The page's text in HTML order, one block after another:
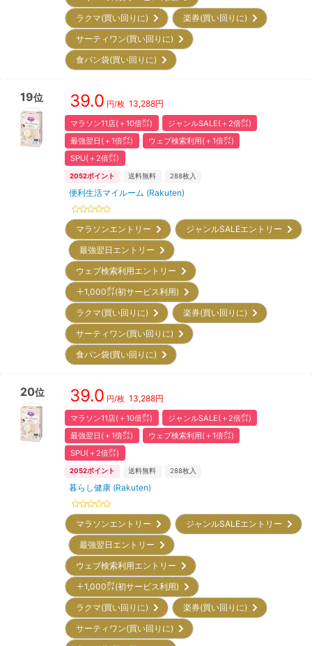
ラクマ(買い回りに)
楽券(買い回りに)
サーティワン(買い回りに)
食パン袋(買い回りに)
19位 39.0 円/枚 13,288円
マラソン11店(＋10倍㌽)
ジャンルSALE(＋2倍㌽)
最強翌日(＋1倍㌽)
ウェブ検索利用(＋1倍㌽)
SPU(＋2倍㌽)
2052ポイント 送料無料 288枚入
便利生活マイルーム (Rakuten)
マラソンエントリー
ジャンルSALEエントリー
最強翌日エントリー
ウェブ検索利用エントリー
＋1,000㌽(初サービス利用)
ラクマ(買い回りに)
楽券(買い回りに)
サーティワン(買い回りに)
食パン袋(買い回りに)
20位 39.0 円/枚 13,288円
マラソン11店(＋10倍㌽)
ジャンルSALE(＋2倍㌽)
最強翌日(＋1倍㌽)
ウェブ検索利用(＋1倍㌽)
SPU(＋2倍㌽)
2052ポイント 送料無料 288枚入
暮らし健康 (Rakuten)
マラソンエントリー
ジャンルSALEエントリー
最強翌日エントリー
ウェブ検索利用エントリー
＋1,000㌽(初サービス利用)
ラクマ(買い回りに)
楽券(買い回りに)
サーティワン(買い回りに)